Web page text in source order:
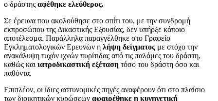
ο δράστης αφέθηκε ελεύθερος.
Σε έρευνα που ακολούθησε στο σπίτι του, με την συνδρομή
εκπροσώπου της Δικαστικής Εξουσίας, δεν υπήρξε κάποιο
αποτέλεσμα. Παράλληλα παραγγέλθηκε στο Γραφείο
Εγκληματολογικών Ερευνών η λήψη δείγματος με στόχο την
ανακάλυψη τυχόν ιχνών πυρίτιδας από τις παλάμες του δράστη,
καθώς και ιατροδικαστική εξέταση τόσο του δράστη όσο και
παθόντα.
Επιπλέον, οι ίδιες αστυνομικές πηγές αναφέρουν ότι στο πλαίσιο
των διοικητικών κυρώσεων αφαιρέθηκε η κυνηγετική